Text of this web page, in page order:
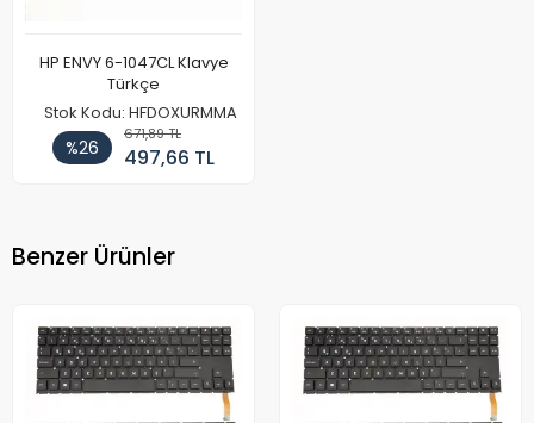
HP ENVY 6-1047CL Klavye
Türkçe
Stok Kodu: HFDOXURMMA
%26
671,89 TL
497,66 TL
Benzer Ürünler